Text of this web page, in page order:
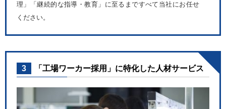
理」「継続的な指導・教育」に至るまですべて当社にお任せ
ください。
3 「工場ワーカー採用」に特化した人材サービス